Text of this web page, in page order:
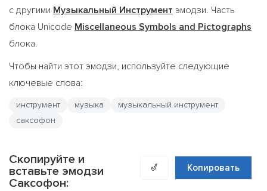
с другими Музыкальный Инструмент эмодзи. Часть
блока Unicode Miscellaneous Symbols and Pictographs
блока.
Чтобы найти этот эмодзи, используйте следующие
ключевые слова:
инструмент музыка
музыкальный инструмент
саксофон
Скопируйте и
вставьте эмодзи
Саксофон:
🎷 Копировать